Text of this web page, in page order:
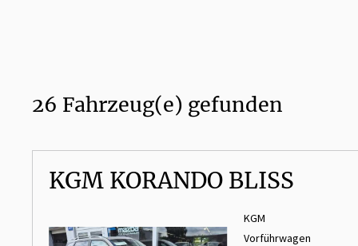
26 Fahrzeug(e) gefunden
KGM KORANDO BLISS
KGM
Vorführwagen